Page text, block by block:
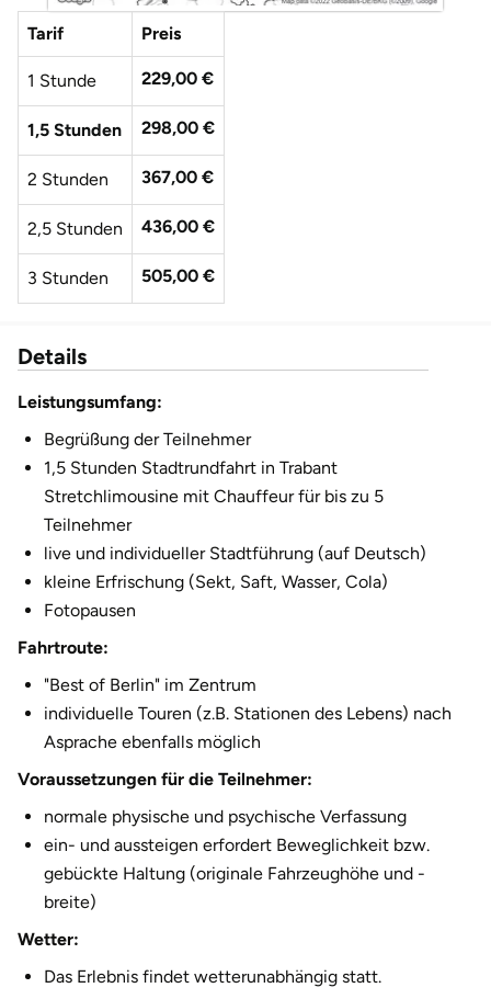
Tarif Preis
1 Stunde 229,00 €
1,5 Stunden 298,00 €
2 Stunden 367,00 €
2,5 Stunden 436,00 €
3 Stunden 505,00 €
Details
Leistungsumfang:
Begrüßung der Teilnehmer
1,5 Stunden Stadtrundfahrt in Trabant
Stretchlimousine mit Chauffeur für bis zu 5
Teilnehmer
live und individueller Stadtführung (auf Deutsch)
kleine Erfrischung (Sekt, Saft, Wasser, Cola)
Fotopausen
Fahrtroute:
"Best of Berlin" im Zentrum
individuelle Touren (z.B. Stationen des Lebens) nach
Asprache ebenfalls möglich
Voraussetzungen für die Teilnehmer:
normale physische und psychische Verfassung
ein- und aussteigen erfordert Beweglichkeit bzw.
gebückte Haltung (originale Fahrzeughöhe und -
breite)
Wetter:
Das Erlebnis findet wetterunabhängig statt.
Fürstenfeldbruck
Fürth
Gelnhausen
Gera
Gotha
Görlitz
Halle
Hamburg
Hanau
Haßfurt
Heidelberg
Heidenheim
Heldburg